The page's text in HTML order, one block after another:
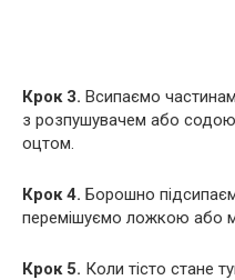
Крок 3. Всипаємо
з розпушувачем або
оцтом.
Крок 4. Борошно
перемішуємо ложкою або
Крок 5. Коли тісто стане